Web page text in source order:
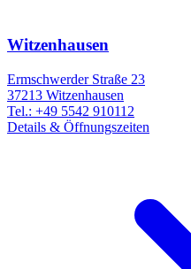
Witzenhausen
Ermschwerder Straße 23
37213 Witzenhausen
Tel.: +49 5542 910112
Details & Öffnungszeiten